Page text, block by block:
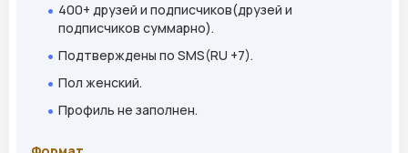
400+ друзей и подписчиков(друзей и
подписчиков суммарно).
Подтверждены по SMS(RU +7).
Пол женский.
Профиль не заполнен.